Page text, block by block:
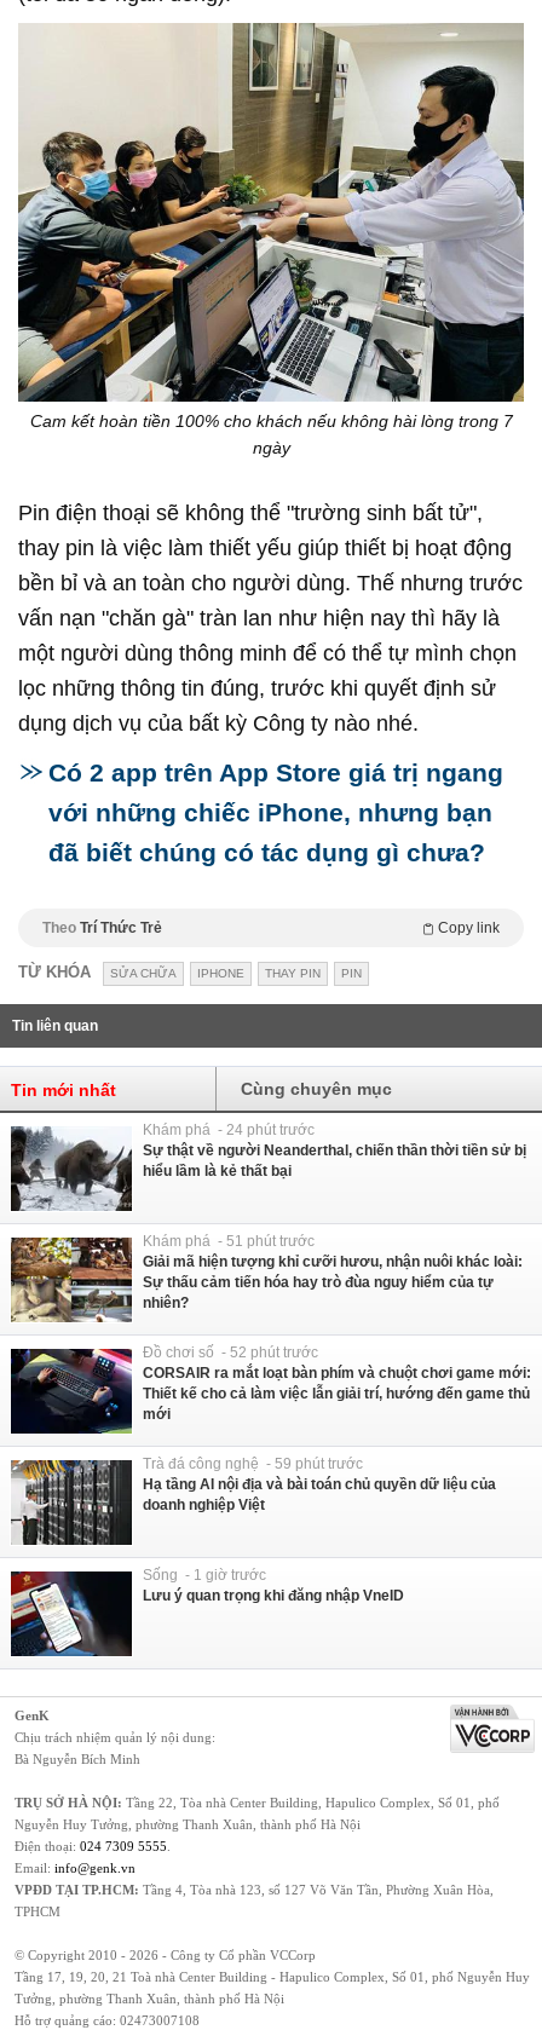
Cam kết hoàn tiền 100% cho khách nếu không hài lòng trong 7
ngày
Pin điện thoại sẽ không thể "trường sinh bất tử",
thay pin là việc làm thiết yếu giúp thiết bị hoạt động
bền bỉ và an toàn cho người dùng. Thế nhưng trước
vấn nạn "chăn gà" tràn lan như hiện nay thì hãy là
một người dùng thông minh để có thể tự mình chọn
lọc những thông tin đúng, trước khi quyết định sử
dụng dịch vụ của bất kỳ Công ty nào nhé.
Có 2 app trên App Store giá trị ngang
với những chiếc iPhone, nhưng bạn
đã biết chúng có tác dụng gì chưa?
Theo Trí Thức Trẻ Copy link
TỪ KHÓA SỬA CHỮA IPHONE THAY PIN PIN
Tin liên quan
Tin mới nhất Cùng chuyên mục
Khám phá - 24 phút trước
Sự thật về người Neanderthal, chiến thần thời tiền sử bị
hiểu lầm là kẻ thất bại
Khám phá - 51 phút trước
Giải mã hiện tượng khỉ cưỡi hươu, nhận nuôi khác loài:
Sự thấu cảm tiến hóa hay trò đùa nguy hiểm của tự
nhiên?
Đồ chơi số - 52 phút trước
CORSAIR ra mắt loạt bàn phím và chuột chơi game mới:
Thiết kế cho cả làm việc lẫn giải trí, hướng đến game thủ
mới
Trà đá công nghệ - 59 phút trước
Hạ tầng AI nội địa và bài toán chủ quyền dữ liệu của
doanh nghiệp Việt
Sống - 1 giờ trước
Lưu ý quan trọng khi đăng nhập VneID
GenK
Chịu trách nhiệm quản lý nội dung:
Bà Nguyễn Bích Minh
TRỤ SỞ HÀ NỘI: Tầng 22, Tòa nhà Center Building, Hapulico Complex, Số 01, phố
Nguyễn Huy Tưởng, phường Thanh Xuân, thành phố Hà Nội
Điện thoại: 024 7309 5555
Email: info@genk.vn
VPĐD TẠI TP.HCM: Tầng 4, Tòa nhà 123, số 127 Võ Văn Tần, Phường Xuân Hòa,
TPHCM
© Copyright 2010 - 2026 - Công ty Cổ phần VCCorp
Tầng 17, 19, 20, 21 Toà nhà Center Building - Hapulico Complex, Số 01, phố Nguyễn Huy
Tưởng, phường Thanh Xuân, thành phố Hà Nội
Hỗ trợ quảng cáo: 02473007108